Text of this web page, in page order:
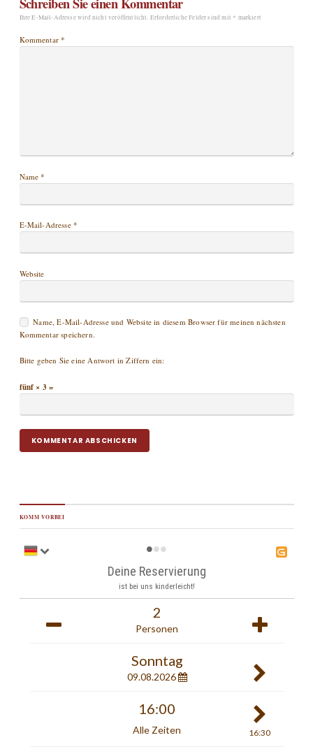
Schreiben Sie einen Kommentar
Ihre E-Mail-Adresse wird nicht veröffentlicht. Erforderliche Felder sind mit * markiert
Kommentar*
Name*
E-Mail-Adresse*
Website
Name, E-Mail-Adresse und Website in diesem Browser für meinen nächsten
Kommentar speichern.
Bitte geben Sie eine Antwort in Ziffern ein:
fünf × 3 =
KOMM VORBEI